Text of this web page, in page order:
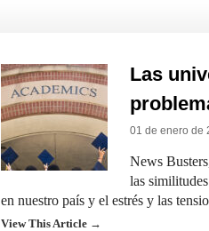
Las
01 de enero de
News
las
en nuestro país y el estrés y las
View This Article →